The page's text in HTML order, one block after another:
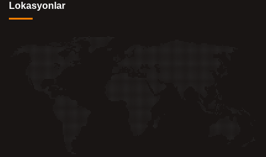
Lokasyonlar